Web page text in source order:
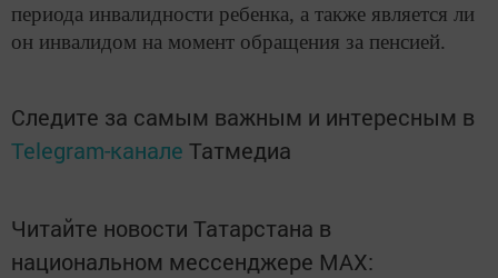
периода инвалидности ребенка, а также является ли
он инвалидом на момент обращения за пенсией.
Следите за самым важным и интересным в
Telegram-канале Татмедиа
Читайте новости Татарстана в
национальном мессенджере MАХ: